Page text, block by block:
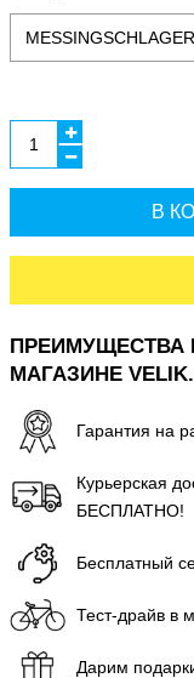
В
ПРЕИМУЩЕСТВА
МАГАЗИНЕ
Гарантия на
Курьерская
БЕСПЛАТНО!
Бесплатный
Тест-драйв в
Дарим